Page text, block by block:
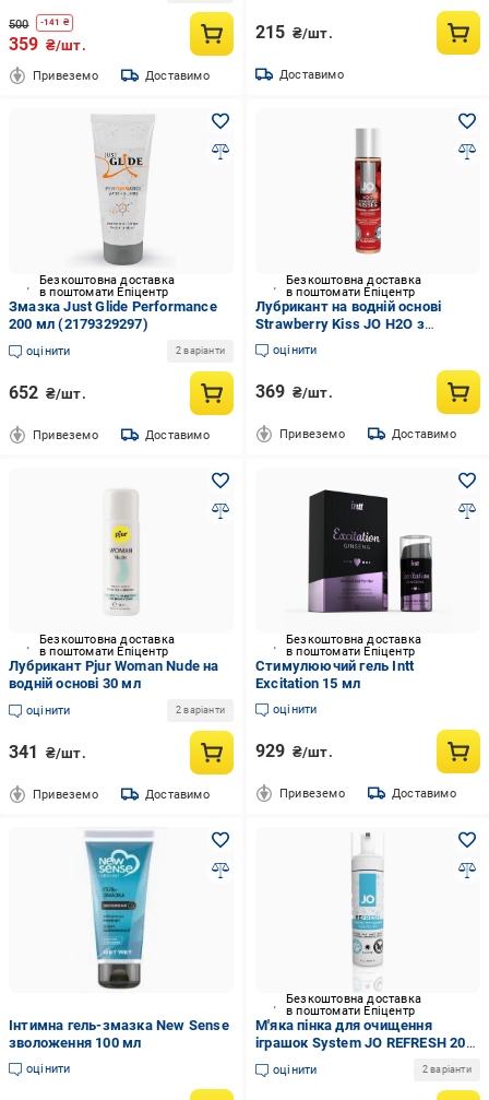
500 -141 ₴
359 ₴/шт.
Привеземо Доставимо
215 ₴/шт.
Доставимо
Безкоштовна доставка
в поштомати Епіцентр
Змазка Just Glide Performance
200 мл (2179329297)
оцінити 2 варіанти
652 ₴/шт.
Привеземо Доставимо
Безкоштовна доставка
в поштомати Епіцентр
Лубрикант на водній основі
Strawberry Kiss JO H2O з
ароматом та смаком полуниці
30 мл
оцінити
369 ₴/шт.
Привеземо Доставимо
Безкоштовна доставка
в поштомати Епіцентр
Лубрикант Pjur Woman Nude на
водній основі 30 мл
оцінити 2 варіанти
341 ₴/шт.
Привеземо Доставимо
Безкоштовна доставка
в поштомати Епіцентр
Стимулюючий гель Intt
Excitation 15 мл
оцінити
929 ₴/шт.
Привеземо Доставимо
Інтимна гель-змазка New Sense
зволоження 100 мл
оцінити
Безкоштовна доставка
в поштомати Епіцентр
М'яка пінка для очищення
іграшок System JO REFRESH 207
мл
оцінити 2 варіанти